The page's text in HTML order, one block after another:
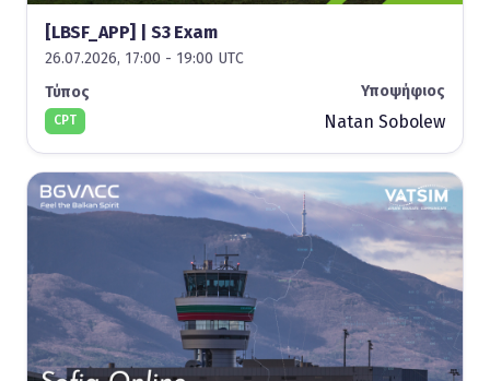
[LBSF_APP] | S3 Exam
26.07.2026, 17:00 - 19:00 UTC
Τύπος
CPT
Υποψήφιος
Natan Sobolew